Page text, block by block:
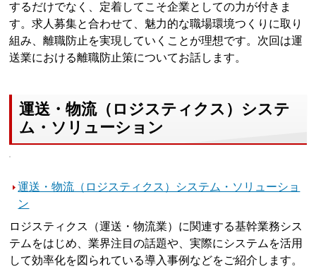
するだけでなく、定着してこそ企業としての力が付きま
す。求人募集と合わせて、魅力的な職場環境つくりに取り
組み、離職防止を実現していくことが理想です。次回は運
送業における離職防止策についてお話します。
運送・物流（ロジスティクス）システ
ム・ソリューション
運送・物流（ロジスティクス）システム・ソリューショ
ン
ロジスティクス（運送・物流業）に関連する基幹業務シス
テムをはじめ、業界注目の話題や、実際にシステムを活用
して効率化を図られている導入事例などをご紹介します。